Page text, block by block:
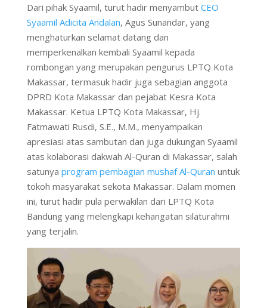
Dari pihak Syaamil, turut hadir menyambut CEO
Syaamil Adicita Andalan, Agus Sunandar, yang
menghaturkan selamat datang dan
memperkenalkan kembali Syaamil kepada
rombongan yang merupakan pengurus LPTQ Kota
Makassar, termasuk hadir juga sebagian anggota
DPRD Kota Makassar dan pejabat Kesra Kota
Makassar. Ketua LPTQ Kota Makassar, Hj.
Fatmawati Rusdi, S.E., M.M., menyampaikan
apresiasi atas sambutan dan juga dukungan Syaamil
atas kolaborasi dakwah Al-Quran di Makassar, salah
satunya program pembagian mushaf Al-Quran untuk
tokoh masyarakat sekota Makassar. Dalam momen
ini, turut hadir pula perwakilan dari LPTQ Kota
Bandung yang melengkapi kehangatan silaturahmi
yang terjalin.